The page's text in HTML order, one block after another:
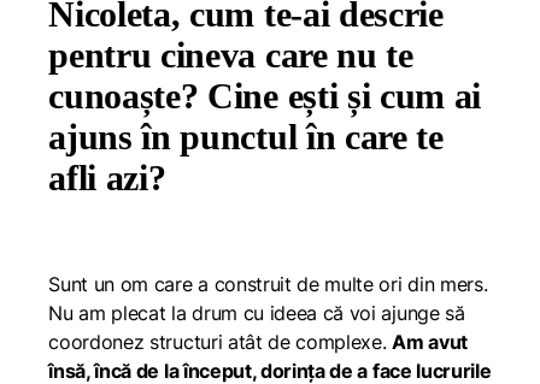
Nicoleta, cum te-ai descrie
pentru cineva care nu te
cunoaște? Cine ești și cum ai
ajuns în punctul în care te
afli azi?
Sunt un om care a construit de multe ori din mers.
Nu am plecat la drum cu ideea că voi ajunge să
coordonez structuri atât de complexe.Am avut
însă, încă de la început, dorința de a face lucrurile